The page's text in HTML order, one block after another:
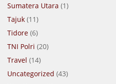
Sumatera Utara (1)
Tajuk (11)
Tidore (6)
TNI Polri (20)
Travel (14)
Uncategorized (43)